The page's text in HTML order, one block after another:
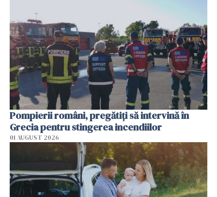
Pompierii români, pregătiţi să intervină în
Grecia pentru stingerea incendiilor
01 AUGUST 2026